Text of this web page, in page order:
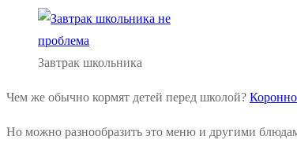
Завтрак школьника
Чем же обычно кормят детей перед школой?
Но можно разнообразить это меню и другими